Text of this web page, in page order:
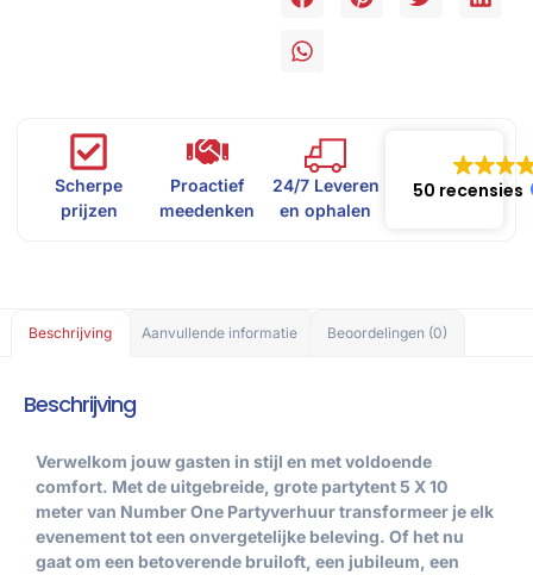
Scherpe
prijzen
Proactief
meedenken
24/7 Leveren
en ophalen
50 recensies
Beschrijving Aanvullende informatie Beoordelingen (0)
Beschrijving
Verwelkom jouw gasten in stijl en met voldoende
comfort. Met de uitgebreide, grote partytent 5 X 10
meter van Number One Partyverhuur transformeer je elk
evenement tot een onvergetelijke beleving. Of het nu
gaat om een betoverende bruiloft, een jubileum, een